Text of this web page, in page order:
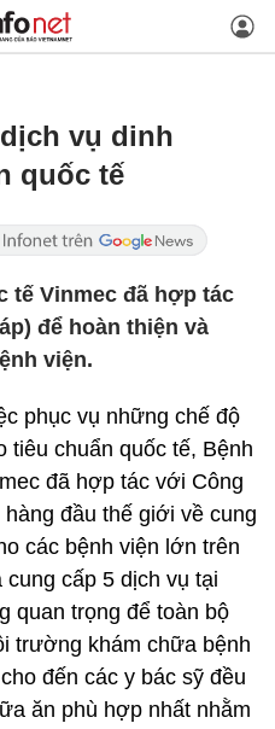
vụ dinh
quốc tế
tế Vinmec đã hợp tác
để hoàn thiện và
viện.
phục vụ những chế độ
tiêu chuẩn quốc tế, Bệnh
đã hợp tác với Công
đầu thế giới về cung
các bệnh viện lớn trên
cấp 5 dịch vụ tại
quan trọng để toàn bộ
trường khám chữa bệnh
đến các y bác sỹ đều
ăn phù hợp nhất nhằm